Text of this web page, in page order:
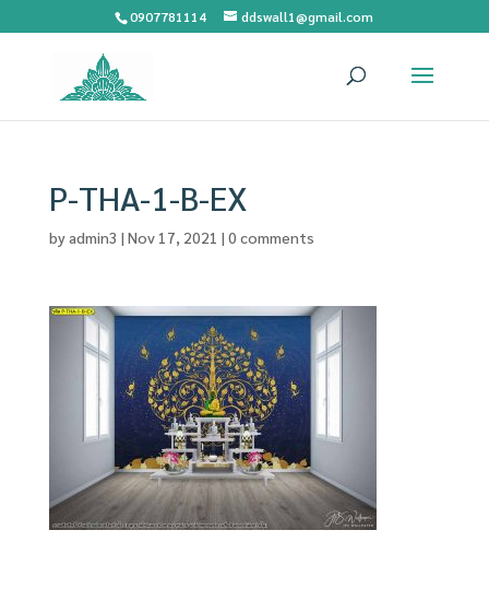
0907781114 ddswall1@gmail.com
P-THA-1-B-EX
byadmin3 | Nov 17, 2021 | 0 comments